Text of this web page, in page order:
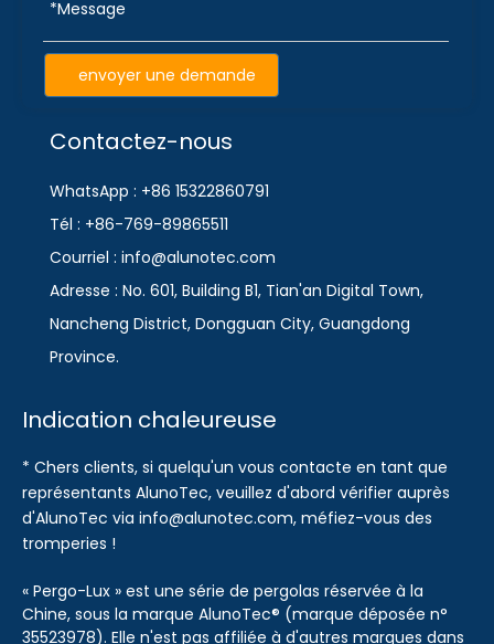
envoyer une demande
Contactez-nous
WhatsApp : +86 15322860791
Tél : +86-769-89865511
Courriel : info@alunotec.com
Adresse : No. 601, Building B1, Tian'an Digital Town,
Nancheng District, Dongguan City, Guangdong
Province.
Indication chaleureuse
* Chers clients, si quelqu'un vous contacte en tant que
représentants AlunoTec, veuillez d'abord vérifier auprès
d'AlunoTec via info@alunotec.com, méfiez-vous des
tromperies !
« Pergo-Lux » est une série de pergolas réservée à la
Chine, sous la marque AlunoTec® (marque déposée n°
35523978). Elle n'est pas affiliée à d'autres marques dans